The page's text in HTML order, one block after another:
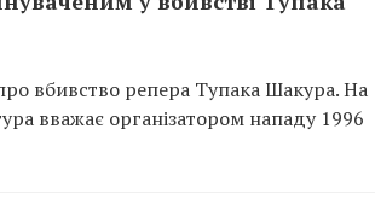
вбивство репера Тупака Шакура. На
вважає організатором нападу 1996